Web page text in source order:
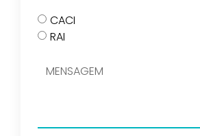
CACI
RAI